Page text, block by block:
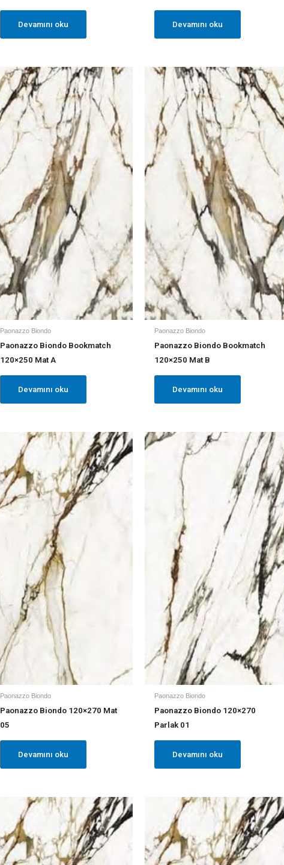
Devamını oku Devamını oku
Paonazzo Biondo
Paonazzo Biondo Bookmatch
120×250 Mat A
Devamını oku
Paonazzo Biondo
Paonazzo Biondo Bookmatch
120×250 Mat B
Devamını oku
Paonazzo Biondo
Paonazzo Biondo 120×270 Mat
05
Devamını oku
Paonazzo Biondo
Paonazzo Biondo 120×270
Parlak 01
Devamını oku